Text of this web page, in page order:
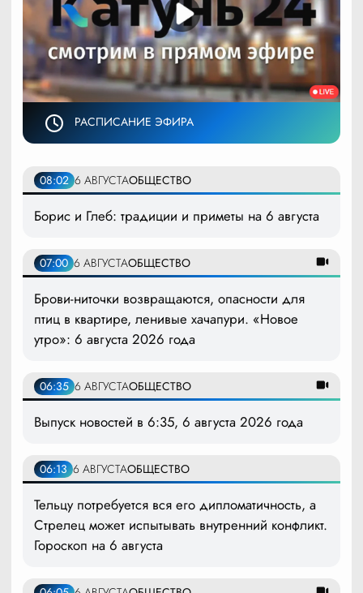
РАСПИСАНИЕ ЭФИРА
08:02 6 АВГУСТАОБЩЕСТВО
Борис и Глеб: традиции и приметы на 6 августа
07:00 6 АВГУСТАОБЩЕСТВО
Брови-ниточки возвращаются, опасности для
птиц в квартире, ленивые хачапури. «Новое
утро»: 6 августа 2026 года
06:35 6 АВГУСТАОБЩЕСТВО
Выпуск новостей в 6:35, 6 августа 2026 года
06:13 6 АВГУСТАОБЩЕСТВО
Тельцу потребуется вся его дипломатичность, а
Стрелец может испытывать внутренний конфликт.
Гороскоп на 6 августа